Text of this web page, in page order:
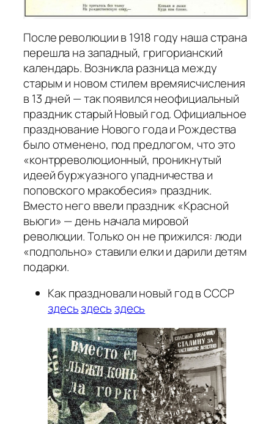
После революции в 1918 году наша страна
перешла на западный, григорианский
календарь. Возникла разница между
старым и новом стилем времяисчисления
в 13 дней — так появился неофициальный
праздник старый Новый год. Официальное
празднование Нового года и Рождества
было отменено, под предлогом, что это
«контрреволюционный, проникнутый
идеей буржуазного упадничества и
поповского мракобесия» праздник.
Вместо него ввели праздник «Красной
вьюги» — день начала мировой
революции. Только он не прижился: люди
«подпольно» ставили елки и дарили детям
подарки.
Как праздновали новый год в СССР
здесьздесьздесь